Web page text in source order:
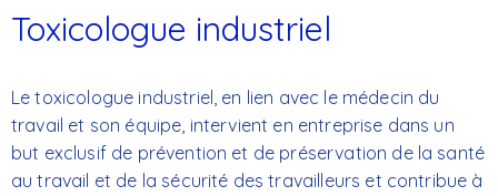
Toxicologue industriel
Le toxicologue industriel, en lien avec le médecin du
travail et son équipe, intervient en entreprise dans un
but exclusif de prévention et de préservation de la santé
au travail et de la sécurité des travailleurs et contribue à